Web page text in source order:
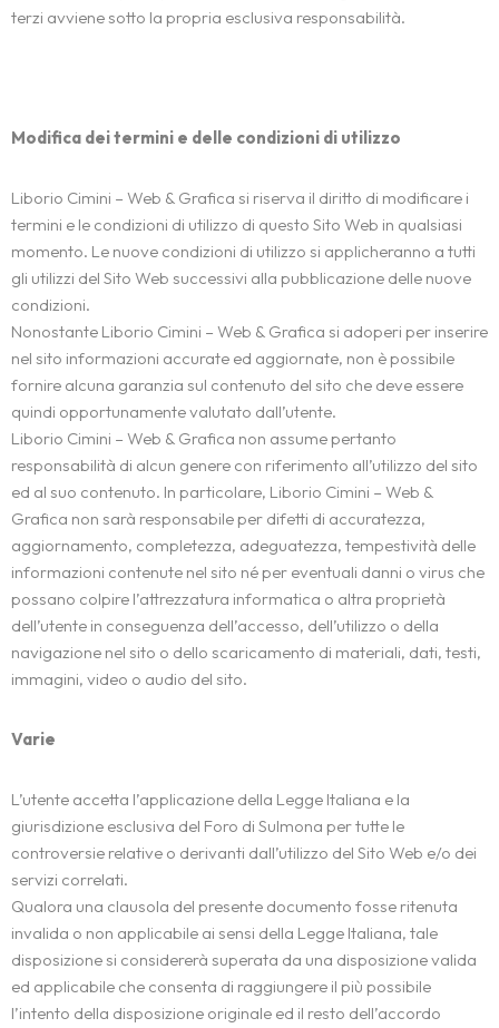
terzi avviene sotto la propria esclusiva responsabilità.
Modifica dei termini e delle condizioni di utilizzo
Liborio Cimini – Web & Grafica si riserva il diritto di modificare i
termini e le condizioni di utilizzo di questo Sito Web in qualsiasi
momento. Le nuove condizioni di utilizzo si applicheranno a tutti
gli utilizzi del Sito Web successivi alla pubblicazione delle nuove
condizioni.
Nonostante Liborio Cimini – Web & Grafica si adoperi per inserire
nel sito informazioni accurate ed aggiornate, non è possibile
fornire alcuna garanzia sul contenuto del sito che deve essere
quindi opportunamente valutato dall’utente.
Liborio Cimini – Web & Grafica non assume pertanto
responsabilità di alcun genere con riferimento all’utilizzo del sito
ed al suo contenuto. In particolare, Liborio Cimini – Web &
Grafica non sarà responsabile per difetti di accuratezza,
aggiornamento, completezza, adeguatezza, tempestività delle
informazioni contenute nel sito né per eventuali danni o virus che
possano colpire l’attrezzatura informatica o altra proprietà
dell’utente in conseguenza dell’accesso, dell’utilizzo o della
navigazione nel sito o dello scaricamento di materiali, dati, testi,
immagini, video o audio del sito.
Varie
L’utente accetta l’applicazione della Legge Italiana e la
giurisdizione esclusiva del Foro di Sulmona per tutte le
controversie relative o derivanti dall’utilizzo del Sito Web e/o dei
servizi correlati.
Qualora una clausola del presente documento fosse ritenuta
invalida o non applicabile ai sensi della Legge Italiana, tale
disposizione si considererà superata da una disposizione valida
ed applicabile che consenta di raggiungere il più possibile
l’intento della disposizione originale ed il resto dell’accordo